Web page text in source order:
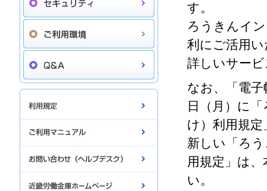
す。
ろうきんイ
利にご活用
詳しいサー
なお、「電
日（月）に
け）利用規
新しい「ろ
用規定」は
い。